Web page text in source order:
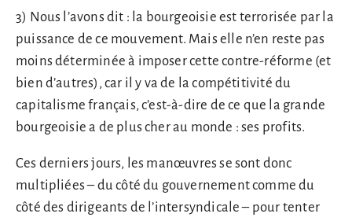
3) Nous l’avons dit : la bourgeoisie est terrorisée par la
puissance de ce mouvement. Mais elle n’en reste pas
moins déterminée à imposer cette contre-réforme (et
bien d’autres), car il y va de la compétitivité du
capitalisme français, c’est-à-dire de ce que la grande
bourgeoisie a de plus cher au monde : ses profits.
Ces derniers jours, les manœuvres se sont donc
multipliées – du côté du gouvernement comme du
côté des dirigeants de l’intersyndicale – pour tenter